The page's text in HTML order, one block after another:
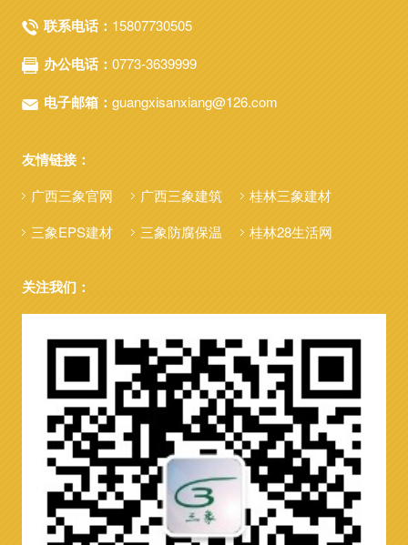
联系电话： 15807730505
办公电话： 0773-3639999
电子邮箱： guangxisanxiang@126.com
友情链接：
广西三象官网 广西三象建筑
桂林三象建材
三象EPS建材
三象防腐保温 桂林28生活网
关注我们：